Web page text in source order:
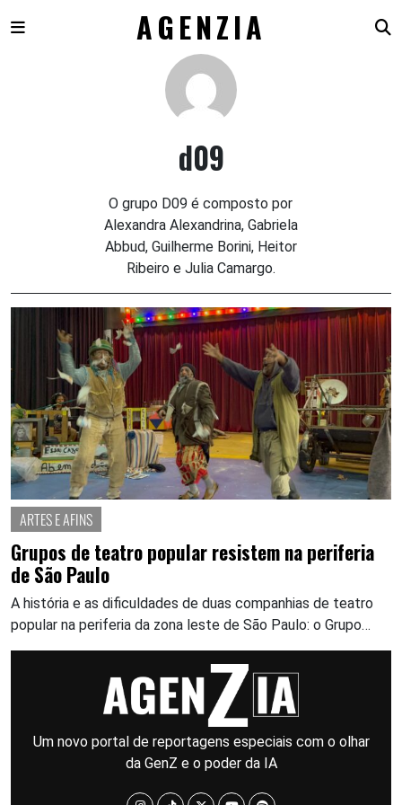
AGENZIA
d09
O grupo D09 é composto por
Alexandra Alexandrina, Gabriela
Abbud, Guilherme Borini, Heitor
Ribeiro e Julia Camargo.
ARTES E AFINS
Grupos de teatro popular resistem na periferia
de São Paulo
A história e as dificuldades de duas companhias de teatro
popular na periferia da zona leste de São Paulo: o Grupo…
Um novo portal de reportagens especiais com o olhar
da GenZ e o poder da IA